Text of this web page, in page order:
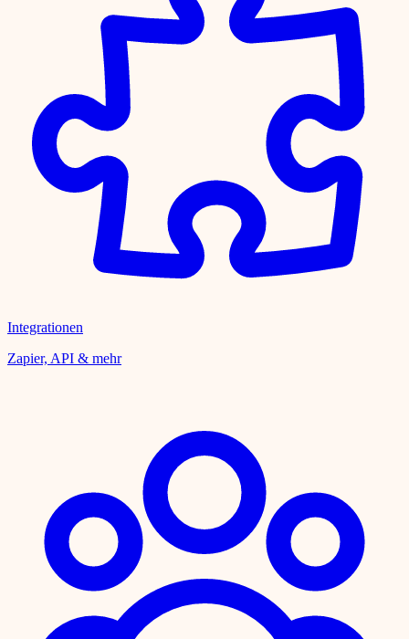
Integrationen
Zapier, API & mehr